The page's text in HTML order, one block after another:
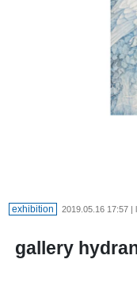
exhibition 2019.05.16 17:57 |
gallery